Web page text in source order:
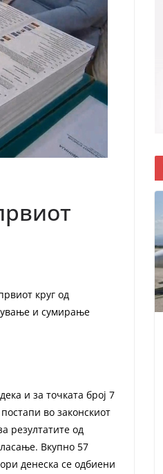
круг од
и сумирање
и за точката број 7
во законскиот
резултатите од
Вкупно 57
денеска се одбиени